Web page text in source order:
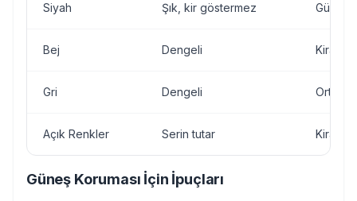
Siyah Şık, kir göstermez Güneşi
Bej Dengeli Kiraz
Gri Dengeli Orta
Açık Renkler Serin tutar Kiraz
Güneş Koruması İçin İpuçları